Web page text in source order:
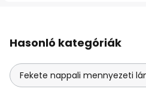
Hasonló kategóriák
Fekete nappali mennyezeti